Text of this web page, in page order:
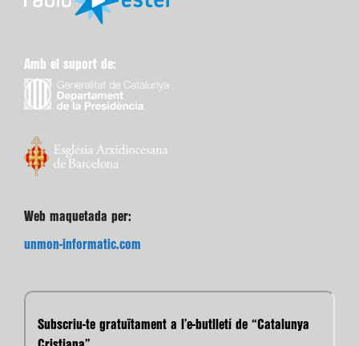
Amb el suport de:
Web maquetada per:
unmon-informatic.com
Subscriu-te gratuïtament a l’e-butlletí de “Catalunya